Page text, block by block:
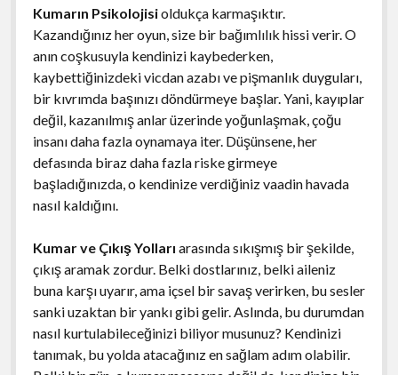
Kumarın Psikolojisioldukça karmaşıktır.
Kazandığınız her oyun, size bir bağımlılık hissi verir. O
anın coşkusuyla kendinizi kaybederken,
kaybettiğinizdeki vicdan azabı ve pişmanlık duyguları,
bir kıvrımda başınızı döndürmeye başlar. Yani, kayıplar
değil, kazanılmış anlar üzerinde yoğunlaşmak, çoğu
insanı daha fazla oynamaya iter. Düşünsene, her
defasında biraz daha fazla riske girmeye
başladığınızda, o kendinize verdiğiniz vaadin havada
nasıl kaldığını.
Kumar ve Çıkış Yolları arasında sıkışmış bir şekilde,
çıkış aramak zordur. Belki dostlarınız, belki aileniz
buna karşı uyarır, ama içsel bir savaş verirken, bu sesler
sanki uzaktan bir yankı gibi gelir. Aslında, bu durumdan
nasıl kurtulabileceğinizi biliyor musunuz? Kendinizi
tanımak, bu yolda atacağınız en sağlam adım olabilir.